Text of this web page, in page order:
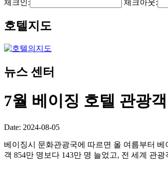
체크인:
체크아웃:
호텔지도
뉴스 센터
7월 베이징 호텔 관광
Date: 2024-08-05
베이징시 문화관광국에 따르면 올 여름부터
객 854만 명보다 143만 명 늘었고, 전 세계 관